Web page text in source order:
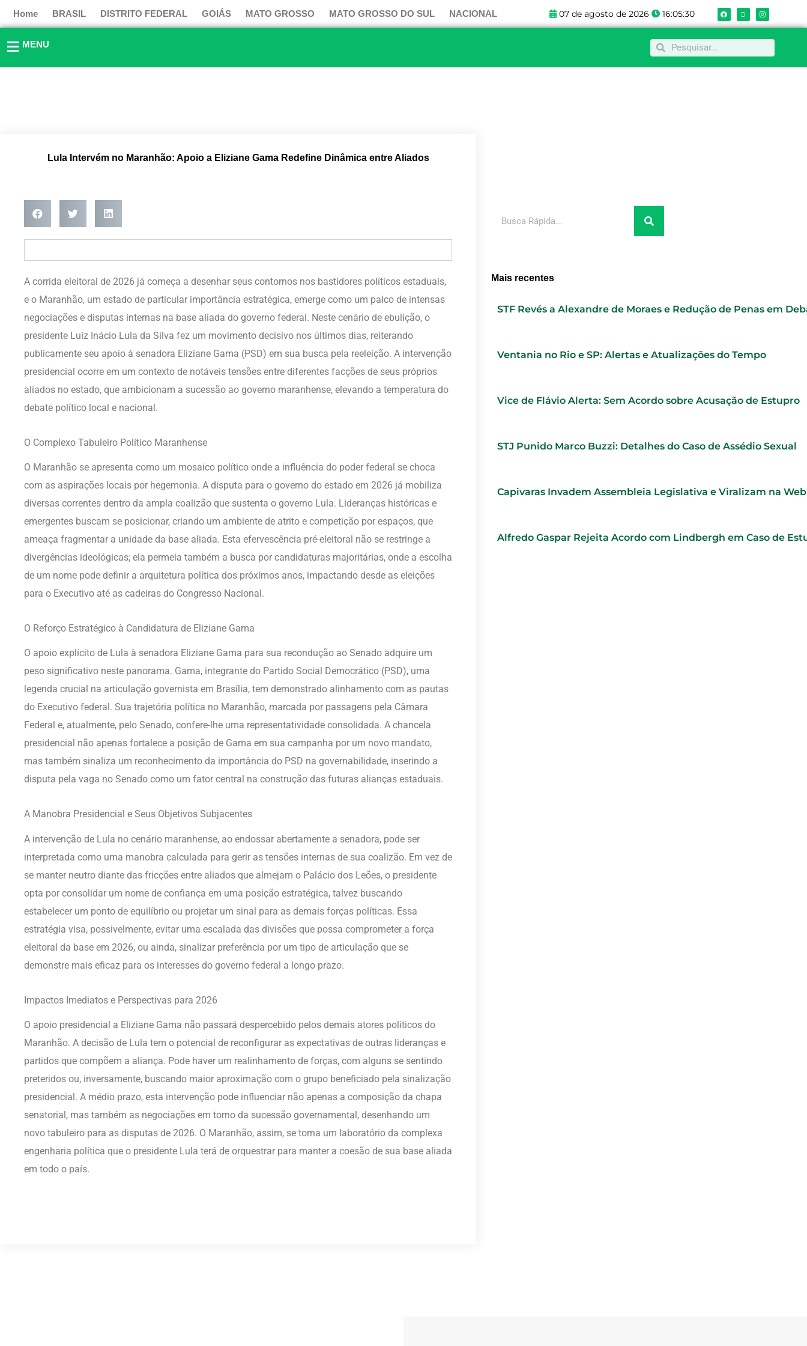
para
conteúdo
Home BRASIL DISTRITO FEDERAL GOIÁS MATO GROSSO MATO GROSSO DO SUL NACIONAL 07 de agosto de 2026 16:05:30 F
a
c
e
o
k
X
-
t
w
t
e
I
n
s
t
g
a
MENU Pesquisar
Pesquisar
Lula Intervém no Maranhão: Apoio a Eliziane Gama Redefine Dinâmica entre Aliados
A corrida eleitoral de 2026 já começa a desenhar seus contornos nos bastidores políticos estaduais,
e o Maranhão, um estado de particular importância estratégica, emerge como um palco de intensas
negociações e disputas internas na base aliada do governo federal. Neste cenário de ebulição, o
presidente Luiz Inácio Lula da Silva fez um movimento decisivo nos últimos dias, reiterando
publicamente seu apoio à senadora Eliziane Gama (PSD) em sua busca pela reeleição. A intervenção
presidencial ocorre em um contexto de notáveis tensões entre diferentes facções de seus próprios
aliados no estado, que ambicionam a sucessão ao governo maranhense, elevando a temperatura do
debate político local e nacional.
O Complexo Tabuleiro Político Maranhense
O Maranhão se apresenta como um mosaico político onde a influência do poder federal se choca
com as aspirações locais por hegemonia. A disputa para o governo do estado em 2026 já mobiliza
diversas correntes dentro da ampla coalizão que sustenta o governo Lula. Lideranças históricas e
emergentes buscam se posicionar, criando um ambiente de atrito e competição por espaços, que
ameaça fragmentar a unidade da base aliada. Esta efervescência pré-eleitoral não se restringe a
divergências ideológicas; ela permeia também a busca por candidaturas majoritárias, onde a escolha
de um nome pode definir a arquitetura política dos próximos anos, impactando desde as eleições
para o Executivo até as cadeiras do Congresso Nacional.
O Reforço Estratégico à Candidatura de Eliziane Gama
O apoio explícito de Lula à senadora Eliziane Gama para sua recondução ao Senado adquire um
peso significativo neste panorama. Gama, integrante do Partido Social Democrático (PSD), uma
legenda crucial na articulação governista em Brasília, tem demonstrado alinhamento com as pautas
do Executivo federal. Sua trajetória política no Maranhão, marcada por passagens pela Câmara
Federal e, atualmente, pelo Senado, confere-lhe uma representatividade consolidada. A chancela
presidencial não apenas fortalece a posição de Gama em sua campanha por um novo mandato,
mas também sinaliza um reconhecimento da importância do PSD na governabilidade, inserindo a
disputa pela vaga no Senado como um fator central na construção das futuras alianças estaduais.
A Manobra Presidencial e Seus Objetivos Subjacentes
A intervenção de Lula no cenário maranhense, ao endossar abertamente a senadora, pode ser
interpretada como uma manobra calculada para gerir as tensões internas de sua coalizão. Em vez de
se manter neutro diante das fricções entre aliados que almejam o Palácio dos Leões, o presidente
opta por consolidar um nome de confiança em uma posição estratégica, talvez buscando
estabelecer um ponto de equilíbrio ou projetar um sinal para as demais forças políticas. Essa
estratégia visa, possivelmente, evitar uma escalada das divisões que possa comprometer a força
eleitoral da base em 2026, ou ainda, sinalizar preferência por um tipo de articulação que se
demonstre mais eficaz para os interesses do governo federal a longo prazo.
Impactos Imediatos e Perspectivas para 2026
O apoio presidencial a Eliziane Gama não passará despercebido pelos demais atores políticos do
Maranhão. A decisão de Lula tem o potencial de reconfigurar as expectativas de outras lideranças e
partidos que compõem a aliança. Pode haver um realinhamento de forças, com alguns se sentindo
preteridos ou, inversamente, buscando maior aproximação com o grupo beneficiado pela sinalização
presidencial. A médio prazo, esta intervenção pode influenciar não apenas a composição da chapa
senatorial, mas também as negociações em torno da sucessão governamental, desenhando um
novo tabuleiro para as disputas de 2026. O Maranhão, assim, se torna um laboratório da complexa
engenharia política que o presidente Lula terá de orquestrar para manter a coesão de sua base aliada
em todo o país.
Mais recentes
STF Revés a Alexandre de Moraes e Redução de Penas em
Ventania no Rio e SP: Alertas e Atualizações do Tempo
Vice de Flávio Alerta: Sem Acordo sobre Acusação de Estupro
STJ Punido Marco Buzzi: Detalhes do Caso de Assédio Sexual
Capivaras Invadem Assembleia Legislativa e Viralizam na Web
Alfredo Gaspar Rejeita Acordo com Lindbergh em Caso de